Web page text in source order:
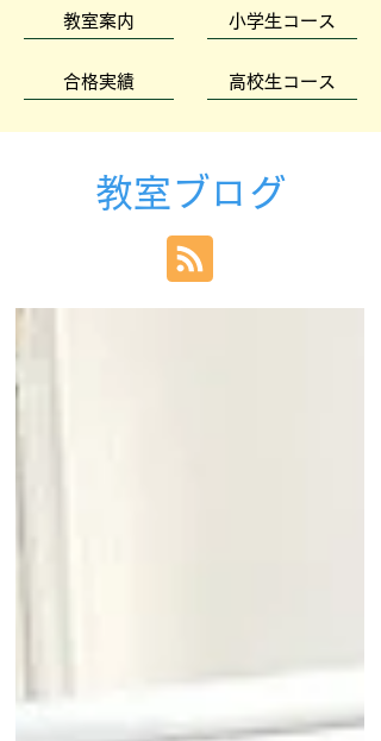
教室案内
合格実績
小学生コース
高校生コース
教室ブログ